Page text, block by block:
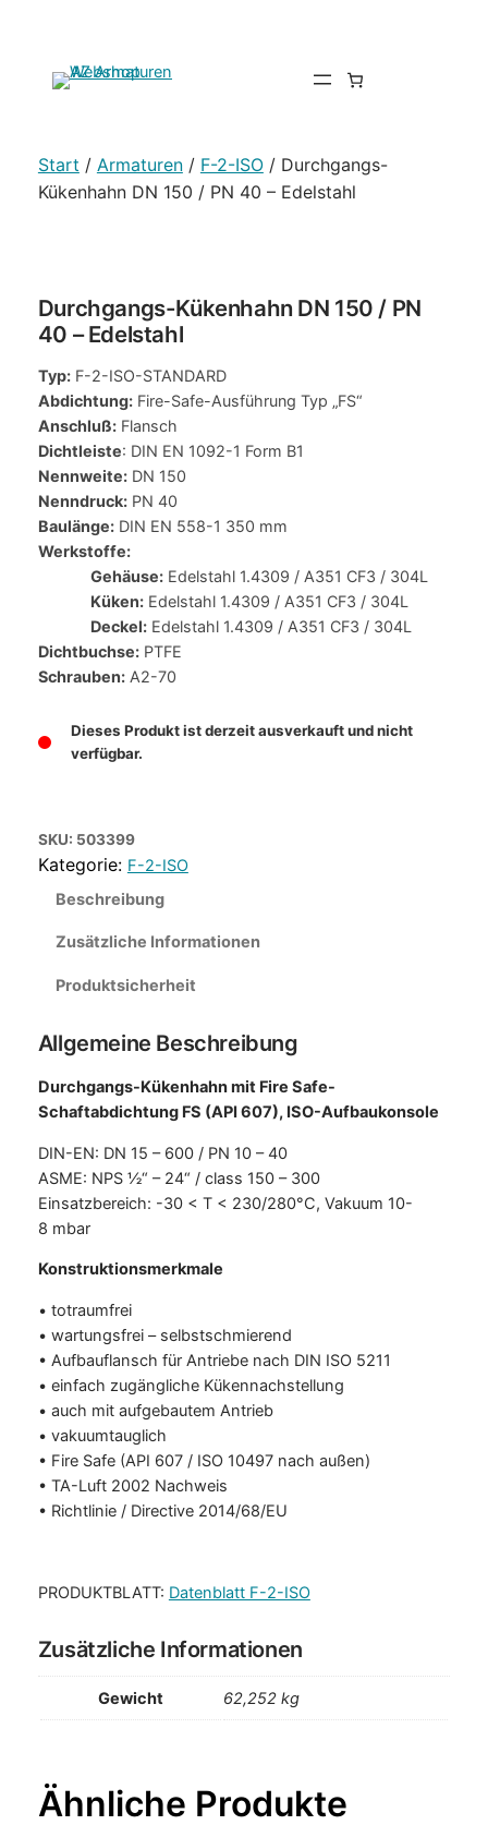
Start / Armaturen/ F-2-ISO/ Durchgangs-
Kükenhahn DN 150 / PN 40 – Edelstahl
Durchgangs-Kükenhahn DN 150 / PN
40 – Edelstahl
Typ:F-2-ISO-STANDARD
Abdichtung:Fire-Safe-Ausführung Typ „FS“
Anschluß:Flansch
Dichtleiste: DIN EN 1092-1 Form B1
Nennweite:DN 150
Nenndruck:PN 40
Baulänge:DIN EN 558-1 350 mm
Werkstoffe:
Gehäuse:Edelstahl 1.4309 / A351 CF3 / 304L
Küken:Edelstahl 1.4309 / A351 CF3 / 304L
Deckel:Edelstahl 1.4309 / A351 CF3 / 304L
Dichtbuchse:PTFE
Schrauben:A2-70
Dieses Produkt ist derzeit ausverkauft und nicht
verfügbar.
SKU: 503399
F-2-ISO
Beschreibung
Zusätzliche Informationen
Produktsicherheit
Allgemeine Beschreibung
Durchgangs-Kükenhahn mit Fire Safe-
Schaftabdichtung FS (API 607), ISO-Aufbaukonsole
DIN-EN: DN 15 – 600 / PN 10 – 40
ASME: NPS ½“ – 24“ / class 150 – 300
Einsatzbereich: -30 < T < 230/280°C, Vakuum 10-
8 mbar
Konstruktionsmerkmale
• totraumfrei
• wartungsfrei – selbstschmierend
• Aufbauflansch für Antriebe nach DIN ISO 5211
• einfach zugängliche Kükennachstellung
• auch mit aufgebautem Antrieb
• vakuumtauglich
• Fire Safe (API 607 / ISO 10497 nach außen)
• TA-Luft 2002 Nachweis
• Richtlinie / Directive 2014/68/EU
PRODUKTBLATT: Datenblatt F-2-ISO
Zusätzliche Informationen
Gewicht 62,252 kg